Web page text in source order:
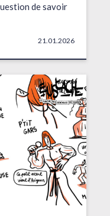
de savoir
21.01.2026